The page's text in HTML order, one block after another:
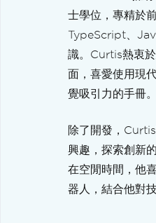
士學位，專精於
TypeScript、
識。Curtis熱衷
面，喜愛使用現
覺吸引力的手冊。
除了開發，
興趣，探索創新
在空閒時間，他
器人，結合他對